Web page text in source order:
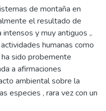
de montaña en
el resultado de
y muy antiguos ,.
humanas como
sido probemente
a afirmaciones
ambiental sobre la
especies , rara vez con un